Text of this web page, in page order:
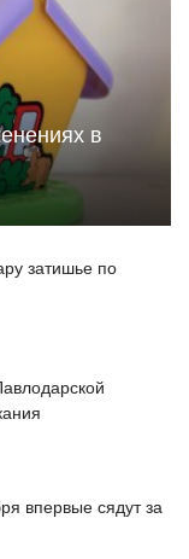
в
затишье по
впервые сядут за